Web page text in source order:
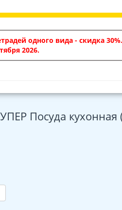
одного вида - скидка 30%.
2026.
Посуда кухонная